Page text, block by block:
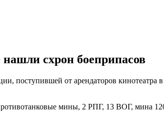
схрон боеприпасов
поступившей от арендаторов
мины, 2 РПГ, 13 ВОГ, мина